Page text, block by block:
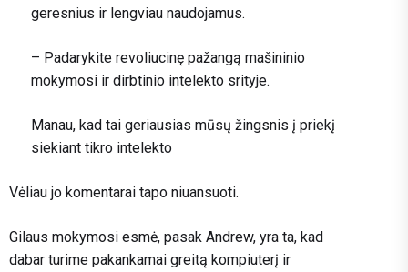
geresnius ir lengviau naudojamus.
– Padarykite revoliucinę pažangą mašininio
mokymosi ir dirbtinio intelekto srityje.
Manau, kad tai geriausias mūsų žingsnis į priekį
siekiant tikro intelekto
Vėliau jo komentarai tapo niuansuoti.
Gilaus mokymosi esmė, pasak Andrew, yra ta, kad
dabar turime pakankamai greitą kompiuterį ir